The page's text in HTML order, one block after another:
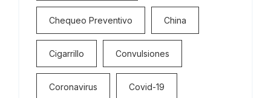
Chequeo Preventivo China
Cigarrillo Convulsiones
Coronavirus Covid-19